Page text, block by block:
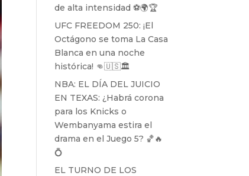
de alta intensidad ⚽️🌍🏆
UFC FREEDOM 250: ¡El
Octágono se toma La Casa
Blanca en una noche
histórica! 👊🇺🇸🏛️
NBA: EL DÍA DEL JUICIO
EN TEXAS: ¿Habrá corona
para los Knicks o
Wembanyama estira el
drama en el Juego 5? 🏀🔥
💍
EL TURNO DE LOS